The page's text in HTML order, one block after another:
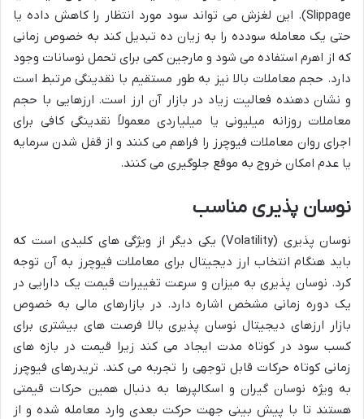
Slippage). این لغزش می تواند سود مورد انتظار را کاهش داده یا
حتی یک معامله سودده را به زیان ده تبدیل کند به خصوص زمانی
که از اهرم استفاده می شود و مارجین کمی برای تحمل نوسانات وجود
دارد. حجم معاملات بالا نیز به طور مستقیم با نقدینگی مرتبط است
و نشان دهنده فعالیت زیاد در بازار آن ارز است. ارزهایی با حجم
معاملات روزانه میلیونی یا میلیاردی معمولاً نقدینگی کافی برای
اجرای روان معاملات فیوچرز را فراهم می کنند و از قفل شدن سرمایه
یا عدم امکان خروج به موقع جلوگیری می کنند.
نوسان پذیری مناسب
نوسان پذیری (Volatility) یکی دیگر از ویژگی های کلیدی است که
باید هنگام انتخاب ارز دیجیتال برای معاملات فیوچرز به آن توجه
کرد. نوسان پذیری به میزان و سرعت تغییرات قیمت یک دارایی در
یک دوره زمانی مشخص اشاره دارد. در بازارهای مالی به خصوص
بازار ارزهای دیجیتال نوسان پذیری بالا فرصت های بیشتری برای
کسب سود در کوتاه مدت ایجاد می کند زیرا قیمت در بازه های
زمانی کوتاه حرکات قابل توجهی را تجربه می کند. تریدرهای فیوچرز
به ویژه نوسان گیران و اسکالپرها به دنبال همین حرکات قیمتی
هستند تا با پیش بینی جهت حرکت بعدی وارد معامله شده و از